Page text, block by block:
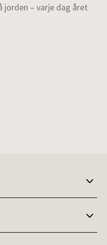
jorden – varje dag året